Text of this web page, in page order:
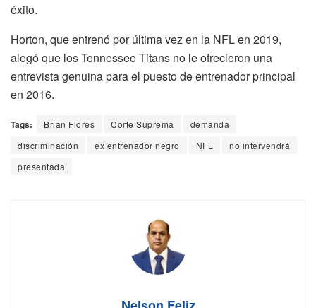
éxito.
Horton, que entrenó por última vez en la NFL en 2019,
alegó que los Tennessee Titans no le ofrecieron una
entrevista genuina para el puesto de entrenador principal
en 2016.
Tags: Brian Flores Corte Suprema
demanda
discriminación
ex entrenador negro NFL
no intervendrá
presentada